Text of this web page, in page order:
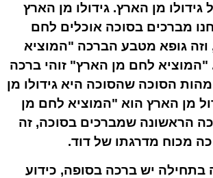
מן הארץ. גידולו מן הארץ
מברכים בסוכה אוכלים לחם
גופא מטבע הברכה "המוציא
לחם מן הארץ" זוהי ברכה
הסוכה שהסוכה היא גידולו מן
מן הארץ הוא "המוציא לחם מן
הראשונה שמברכים בסוכה, זה
מכוח מדרגתו של דוד.
בתחילה יש ברכה בסופה, כידוע